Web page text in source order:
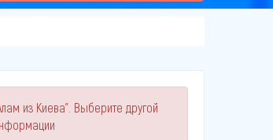
из Киева". Выберите другой